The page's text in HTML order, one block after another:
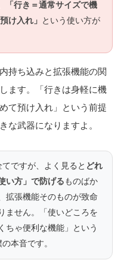
「行き＝通常サイズで機
け入れ」 という使い方が
持ち込みと拡張機能の関
ます。「行きは身軽に機
て預け入れ」という前提
な武器になりますよ。
ですが、よく見ると どれ
い方」で防げる ものばか
拡張機能そのものが致命
ません。「使いどころを
ちゃ便利な機能」という
本音です。